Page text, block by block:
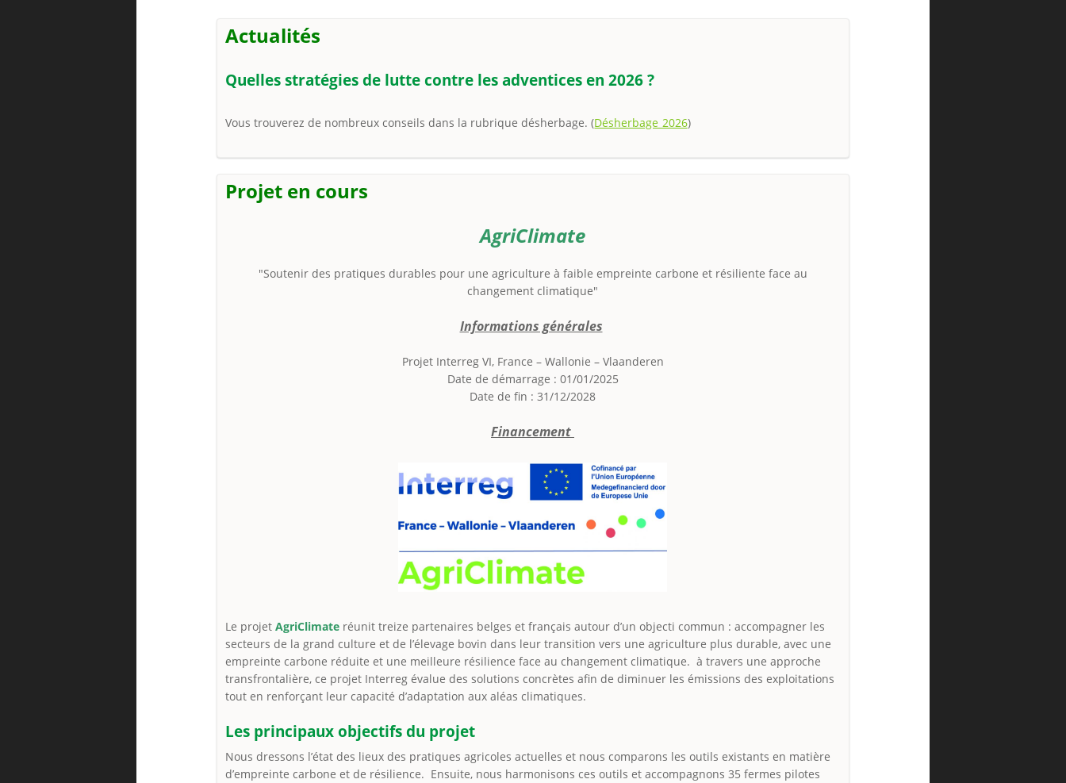
Actualités
Quelles stratégies de lutte contre les adventices en 2026 ?
Vous trouverez de nombreux conseils dans la rubrique désherbage. (Désherbage 2026)
Projet en cours
AgriClimate
"Soutenir des pratiques durables pour une agriculture à faible empreinte carbone et résiliente face au
changement climatique"
Informations générales
Projet Interreg VI, France – Wallonie – Vlaanderen
Date de démarrage : 01/01/2025
Date de fin : 31/12/2028
Financement
Le projet AgriClimateréunit treize partenaires belges et français autour d’un objecti commun : accompagner les
secteurs de la grand culture et de l’élevage bovin dans leur transition vers une agriculture plus durable, avec une
empreinte carbone réduite et une meilleure résilience face au changement climatique. à travers une approche
transfrontalière, ce projet Interreg évalue des solutions concrètes afin de diminuer les émissions des exploitations
tout en renforçant leur capacité d’adaptation aux aléas climatiques.
Les principaux objectifs du projet
Nous dressons l’état des lieux des pratiques agricoles actuelles et nous comparons les outils existants en matière
d’empreinte carbone et de résilience. Ensuite, nous harmonisons ces outils et accompagnons 35 fermes pilotes